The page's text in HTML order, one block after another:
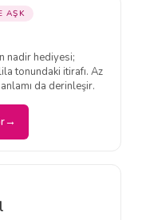
AŞK
nadir hediyesi;
tonundaki itirafı. Az
da derinleşir.